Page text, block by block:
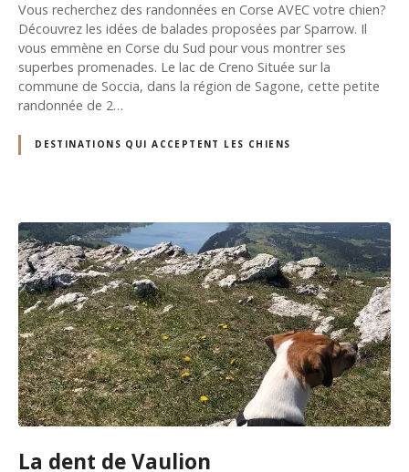
Vous recherchez des randonnées en Corse AVEC votre chien?
Découvrez les idées de balades proposées par Sparrow. Il
vous emmène en Corse du Sud pour vous montrer ses
superbes promenades. Le lac de Creno Située sur la
commune de Soccia, dans la région de Sagone, cette petite
randonnée de 2…
DESTINATIONS QUI ACCEPTENT LES CHIENS
La dent de Vaulion